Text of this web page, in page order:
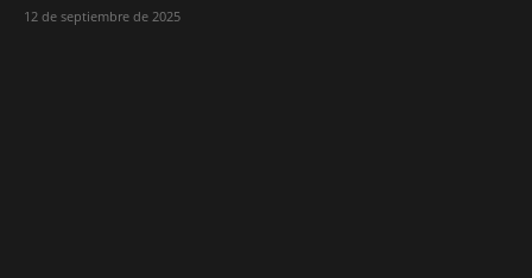
12 de septiembre de 2025